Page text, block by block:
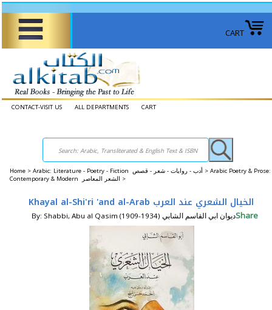
CART
CONTACT-VISIT US ALL DEPARTMENTS CART
Home > Arabic: Literature - Poetry - Fiction أدب - روايات - شعر - قصص > Arabic Poetry & Prose:
Contemporary & Modern الشعر المعاصر >
Khayal al-Shi'ri 'and al-Arab الخيال الشعري عند العرب
By: Shabbi, Abu al Qasim (1909-1934) ديوان ابي القاسم الشابيShare